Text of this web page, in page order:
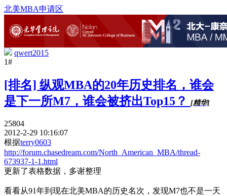
北美MBA申请区
qwert2015
1#
[排名] 纵观MBA的20年历史排名，谁会
是下一所M7，谁会被挤出Top15？
[精华]
25804
2012-2-29 10:16:07
根据terry0603
http://forum.chasedream.com/North_American_MBA/thread-
673937-1-1.html
更新了表格数据，多谢整理
看看从91年到现在北美MBA的历史名次，发现M7也不是一天